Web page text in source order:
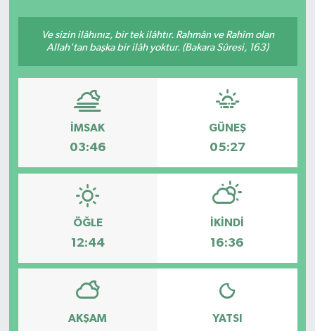
Ve sizin ilâhınız, bir tek ilâhtır. Rahmân ve Rahîm olan
Allah'tan başka bir ilâh yoktur. (Bakara Sûresi, 163)
İMSAK
03:46
GÜNEŞ
05:27
ÖĞLE
12:44
İKINDI
16:36
AKŞAM YATSI
Türkiye